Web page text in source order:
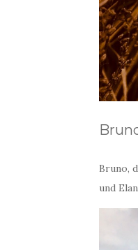
Bruno,
und